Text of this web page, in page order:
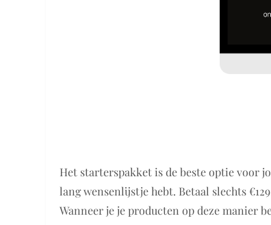
Het starterspakket is de beste optie voor
lang wensenlijstje hebt. Betaal slechts
Wanneer je je producten op deze manier